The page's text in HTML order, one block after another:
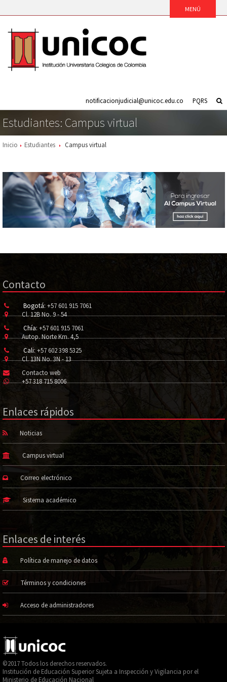
PQRS
notificacionjudicial@unicoc.edu.co
Estudiantes: Campus virtual
Inicio Estudiantes Campus virtual
Contacto
Bogotá: +57 601 915 7061
Cl. 12B No. 9 - 54
Chía: +57 601 915 7061
Autop. Norte Km. 4,5
Cali: +57 602 398 5325
Cl. 13N No. 3N - 13
Contacto web
+57 318 715 8006
Enlaces rápidos
Noticias
Campus virtual
Correo electrónico
Sistema académico
Enlaces de interés
Política de manejo de datos
Términos y condiciones
Acceso de administradores
©2017 Todos los derechos reservados.
Institución de Educación Superior Sujeta a Inspección y Vigilancia por el
Ministerio de Educación Nacional